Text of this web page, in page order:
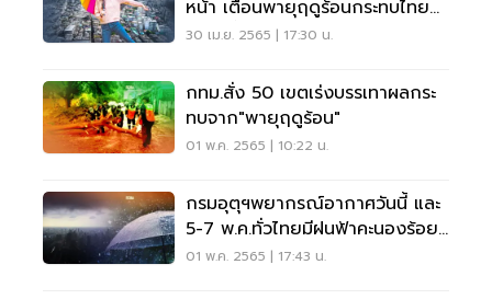
หน้า เตือนพายุฤดูร้อนกระทบไทย
หลายพื้นที่
30 เม.ย. 2565 | 17:30 น.
กทม.สั่ง 50 เขตเร่งบรรเทาผลกระ
ทบจาก"พายุฤดูร้อน"
01 พ.ค. 2565 | 10:22 น.
กรมอุตุฯพยากรณ์อากาศวันนี้ และ
5-7 พ.ค.ทั่วไทยมีฝนฟ้าคะนองร้อย
ละ60-70
01 พ.ค. 2565 | 17:43 น.